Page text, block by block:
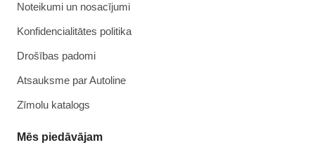
Noteikumi un nosacījumi
Konfidencialitātes politika
Drošības padomi
Atsauksme par Autoline
Zīmolu katalogs
Mēs piedāvājam